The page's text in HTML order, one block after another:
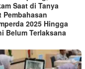
Saat di Tanya
Pembahasan
2025 Hingga
Belum Terlaksana